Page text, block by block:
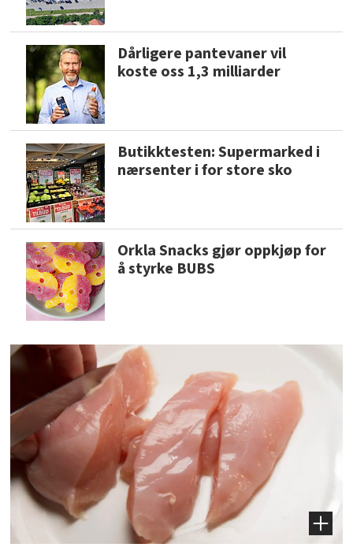
Dårligere pantevaner vil
koste oss 1,3 milliarder
Butikktesten: Supermarked i
nærsenter i for store sko
Orkla Snacks gjør oppkjøp for
å styrke BUBS